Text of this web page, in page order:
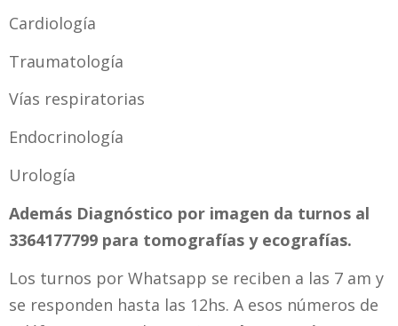
Cardiología
Traumatología
Vías respiratorias
Endocrinología
Urología
Además Diagnóstico por imagen da turnos al
3364177799 para tomografías y ecografías.
Los turnos por Whatsapp se reciben a las 7 am y
se responden hasta las 12hs. A esos números de